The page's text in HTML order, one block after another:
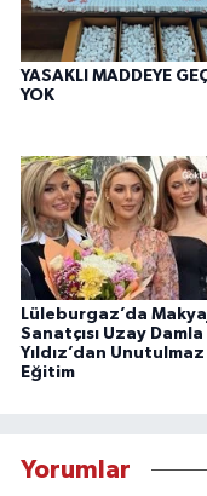
YASAKLI MADDEYE
YOK
Lüleburgaz’da
Sanatçısı Uzay Damla
Yıldız’dan Unutulmaz
Eğitim
Yorumlar